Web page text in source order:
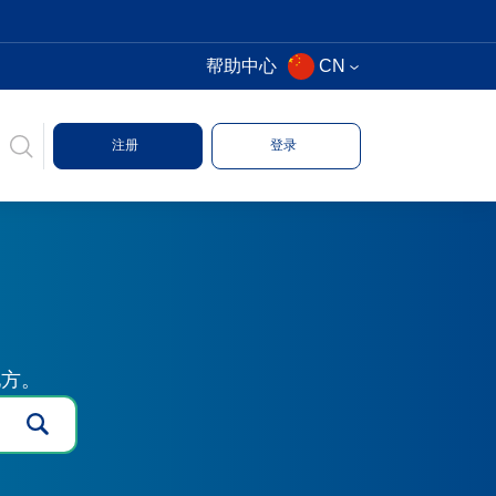
帮助中心 CN
注册 登录
。